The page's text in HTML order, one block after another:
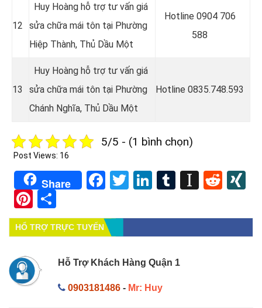
12
Huy Hoàng hỗ trợ tư vấn giá
sửa chữa mái tôn tại Phường
Hiệp Thành, Thủ Dầu Một
Hotline 0904 706
588
13
Huy Hoàng hỗ trợ tư vấn giá
sửa chữa mái tôn tại Phường
Chánh Nghĩa, Thủ Dầu Một
Hotline 0835.748.593
5/5 - (1 bình chọn)
Post Views: 16
Share Facebook
TwitterLinkedIn
Tumblr
Pinterest
HỔ TRỢ TRỰC TUYẾN
Hỗ Trợ Khách Hàng Quận 1
0903181486- Mr: Huy